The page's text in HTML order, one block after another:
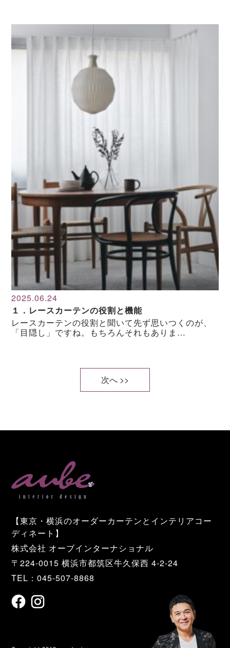
2025.06.24
１．レースカーテンの役割と機能
レースカーテンの役割と聞いて先ず思いつくのが、
「目隠し」ですね。もちろんそれもありま…
次へ >>
【東京・横浜のオーダーカーテンとインテリアコー
ディネート】
株式会社 オーブインターナショナル
〒224-0015 横浜市都筑区牛久保西 4-2-24
TEL：045-507-8868